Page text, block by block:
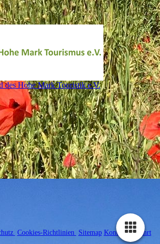
des Hohe Mark Touristik e.V.
Cookies-Richtlinien Sitemap Kontakt/Anfahrt